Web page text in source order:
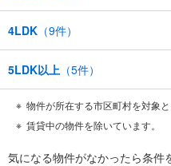
4LDK （9件）
5LDK以上 （5件）
物件が所在する市区町村を対象
賃貸中の物件を除いています。
気になる物件がなかったら条件